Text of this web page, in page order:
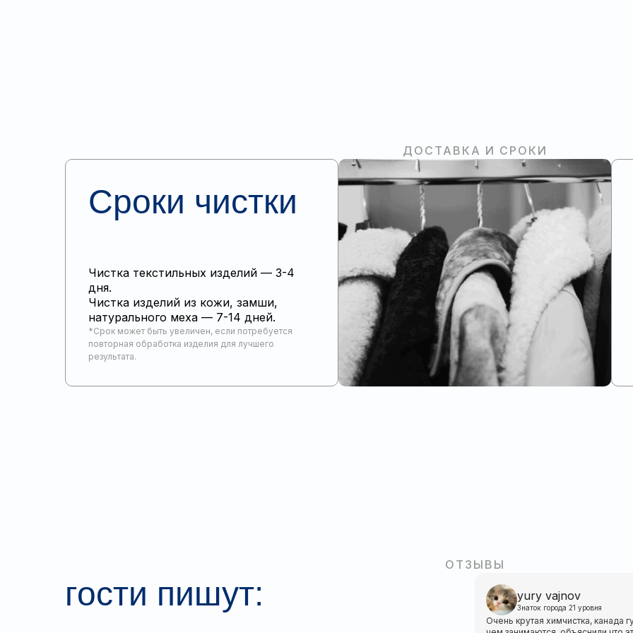
ДОСТАВКА И СРОКИ
Сроки чистки
Чистка текстильных изделий — 3-4
дня.
Чистка изделий из кожи, замши,
натурального меха — 7-14 дней.
*Срок может быть увеличен, если потребуется
повторная обработка изделия для лучшего
результата.
ОТЗЫВЫ
гости пишут: yury vajnov
Знаток города 21 уровня
Очень крутая химчистка, канада